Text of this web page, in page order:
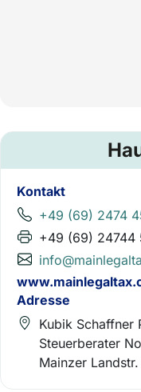
Kontakt
+49 (69) 2474
+49 (69) 24744
Adresse
Kubik Schaffner
Steuerberater
Mainzer